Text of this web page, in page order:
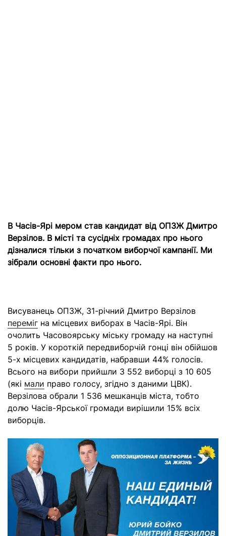
В Часів-Ярі мером став кандидат від ОПЗЖ Дмитро
Верзілов. В місті та сусідніх громадах про нього
дізналися тільки з початком виборчої кампанії. Ми
зібрали основні факти про нього.
Висуванець ОПЗЖ, 31-річний Дмитро Верзілов
переміг на місцевих виборах в Часів-Ярі. Він
очолить Часовоярську міську громаду на наступні
5 років. У короткій передвиборчій гонці він обійшов
5-х місцевих кандидатів, набравши 44% голосів.
Всього на вибори прийшли 3 552 виборці з 10 605
(які мали право голосу, згідно з даними ЦВК).
Верзілова обрали 1 536 мешканців міста, тобто
долю Часів-Ярської громади вирішили 15% всіх
виборців.